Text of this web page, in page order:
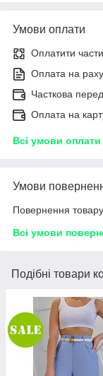
Умови оплати
Оплатити
Оплата на
Часткова
Оплата на
Всі умови оплати
Умови
Повернення
Всі умови
Подібні товари